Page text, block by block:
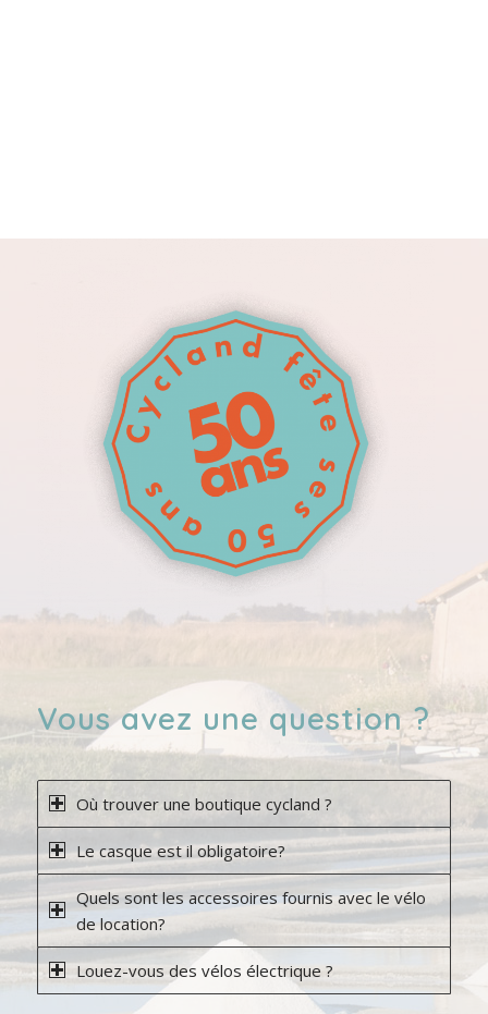
Vous avez une question ?
Où trouver une boutique cycland ?
Le casque est il obligatoire?
Quels sont les accessoires fournis avec le vélo
de location?
Louez-vous des vélos électrique ?